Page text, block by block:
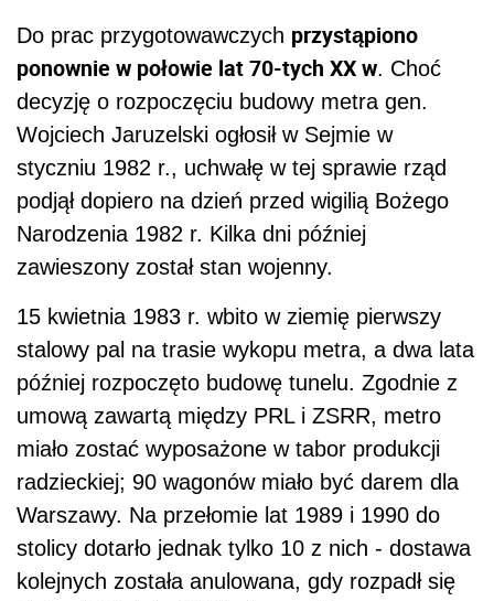
Do prac przygotowawczych przystąpiono
ponownie w połowie lat 70-tych XX w. Choć
decyzję o rozpoczęciu budowy metra gen.
Wojciech Jaruzelski ogłosił w Sejmie w
styczniu 1982 r., uchwałę w tej sprawie rząd
podjął dopiero na dzień przed wigilią Bożego
Narodzenia 1982 r. Kilka dni później
zawieszony został stan wojenny.
15 kwietnia 1983 r. wbito w ziemię pierwszy
stalowy pal na trasie wykopu metra, a dwa lata
później rozpoczęto budowę tunelu. Zgodnie z
umową zawartą między PRL i ZSRR, metro
miało zostać wyposażone w tabor produkcji
radzieckiej; 90 wagonów miało być darem dla
Warszawy. Na przełomie lat 1989 i 1990 do
stolicy dotarło jednak tylko 10 z nich - dostawa
kolejnych została anulowana, gdy rozpadł się